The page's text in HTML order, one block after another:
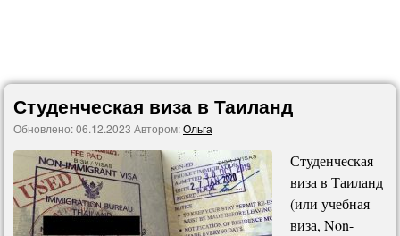
Студенческая виза в Таиланд
Обновлено:06.12.2023 Автором:Ольга
Студенческая
виза в Таиланд
(или учебная
виза, Non-